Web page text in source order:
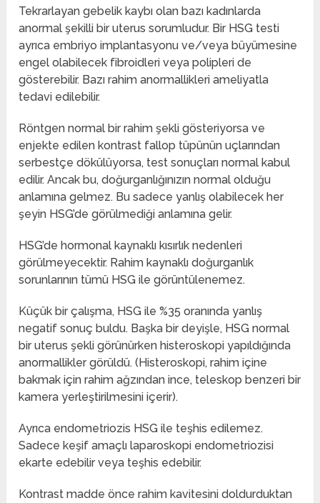
Tekrarlayan gebelik kaybı olan bazı kadınlarda
anormal şekilli bir uterus sorumludur. Bir HSG testi
ayrıca embriyo implantasyonu ve/veya büyümesine
engel olabilecek fibroidleri veya polipleri de
gösterebilir. Bazı rahim anormallikleri ameliyatla
tedavi edilebilir.
Röntgen normal bir rahim şekli gösteriyorsa ve
enjekte edilen kontrast fallop tüpünün uçlarından
serbestçe dökülüyorsa, test sonuçları normal kabul
edilir. Ancak bu, doğurganlığınızın normal olduğu
anlamına gelmez. Bu sadece yanlış olabilecek her
şeyin HSG’de görülmediği anlamına gelir.
HSG’de hormonal kaynaklı kısırlık nedenleri
görülmeyecektir. Rahim kaynaklı doğurganlık
sorunlarının tümü HSG ile görüntülenemez.
Küçük bir çalışma, HSG ile %35 oranında yanlış
negatif sonuç buldu. Başka bir deyişle, HSG normal
bir uterus şekli görünürken histeroskopi yapıldığında
anormallikler görüldü. (Histeroskopi, rahim içine
bakmak için rahim ağzından ince, teleskop benzeri bir
kamera yerleştirilmesini içerir).
Ayrıca endometriozis HSG ile teşhis edilemez.
Sadece keşif amaçlı laparoskopi endometriozisi
ekarte edebilir veya teşhis edebilir.
Kontrast madde önce rahim kavitesini doldurduktan